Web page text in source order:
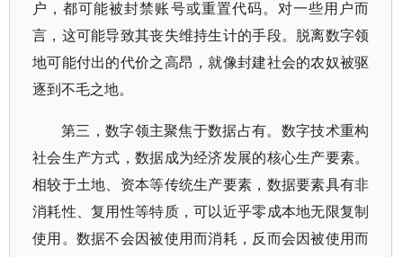
户，都可能被封禁账号或重置代码。对一些用户而
言，这可能导致其丧失维持生计的手段。脱离数字领
地可能付出的代价之高昂，就像封建社会的农奴被驱
逐到不毛之地。
第三，数字领主聚焦于数据占有。数字技术重构
社会生产方式，数据成为经济发展的核心生产要素。
相较于土地、资本等传统生产要素，数据要素具有非
消耗性、复用性等特质，可以近乎零成本地无限复制
使用。数据不会因被使用而消耗，反而会因被使用而